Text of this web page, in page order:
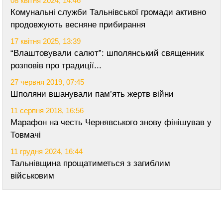
Комунальні служби Тальнівської громади активно
продовжують весняне прибирання
17 квітня 2025, 13:39
“Влаштовували салют”: шполянський священник
розповів про традиції...
27 червня 2019, 07:45
Шполяни вшанували пам’ять жертв війни
11 серпня 2018, 16:56
Марафон на честь Чернявського знову фінішував у
Товмачі
11 грудня 2024, 16:44
Тальнівщина прощатиметься з загиблим
військовим